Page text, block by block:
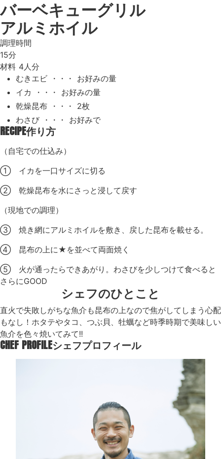
バーベキューグリル
アルミホイル
調理時間
15分
材料 4人分
むきエビ ・・・ お好みの量
イカ ・・・ お好みの量
乾燥昆布 ・・・ 2枚
わさび ・・・ お好みで
RECIPE作り方
（自宅での仕込み）
① イカを一口サイズに切る
② 乾燥昆布を水にさっと浸して戻す
（現地での調理）
③ 焼き網にアルミホイルを敷き、戻した昆布を載せる。
④ 昆布の上に★を並べて両面焼く
⑤ 火が通ったらできあがり。わさびを少しつけて食べると
さらにGOOD
シェフのひとこと
直火で失敗しがちな魚介も昆布の上なので焦がしてしまう心配
もなし！ホタテやタコ、つぶ貝、牡蠣など時季時期で美味しい
魚介を色々焼いてみて!!
CHEF PROFILEシェフプロフィール